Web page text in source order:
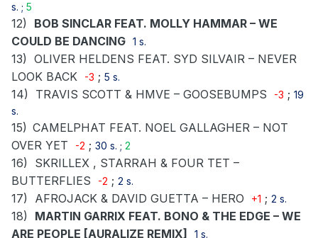
s. ; 5
12)
BOB SINCLAR FEAT. MOLLY HAMMAR – WE
COULD BE DANCING 1 s.
13) OLIVER HELDENS FEAT. SYD SILVAIR – NEVER
LOOK BACK
-3 ; 5 s.
14) TRAVIS SCOTT & HMVE – GOOSEBUMPS -3 ; 19
s.
15) CAMELPHAT FEAT. NOEL GALLAGHER – NOT
OVER YET
-2 ; 30 s. ; 2
16)
SKRILLEX , STARRAH & FOUR TET –
BUTTERFLIES
-2 ; 2 s.
17) AFROJACK & DAVID GUETTA – HERO +1 ; 2 s.
18)
MARTIN GARRIX FEAT. BONO & THE EDGE – WE
ARE PEOPLE [AURALIZE REMIX]
1 s.